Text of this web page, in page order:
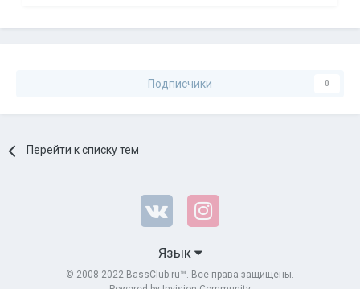
Подписчики 0
Перейти к списку тем
Язык
© 2008-2022 BassClub.ru™. Все права защищены.